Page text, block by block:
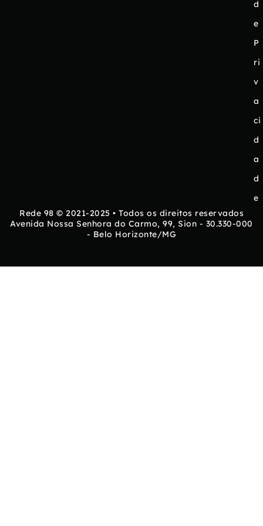
d
e
P
ri
v
a
ci
d
a
d
e
Rede 98 © 2021-2025 • Todos os direitos reservados
Avenida Nossa Senhora do Carmo, 99, Sion - 30.330-000
- Belo Horizonte/MG